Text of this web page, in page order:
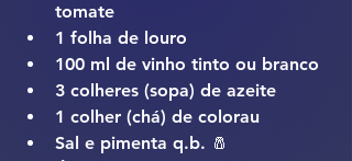
tomate
1 folha de louro
100 ml de vinho tinto ou branco
3 colheres (sopa) de azeite
1 colher (chá) de colorau
Sal e pimenta q.b. 🧂